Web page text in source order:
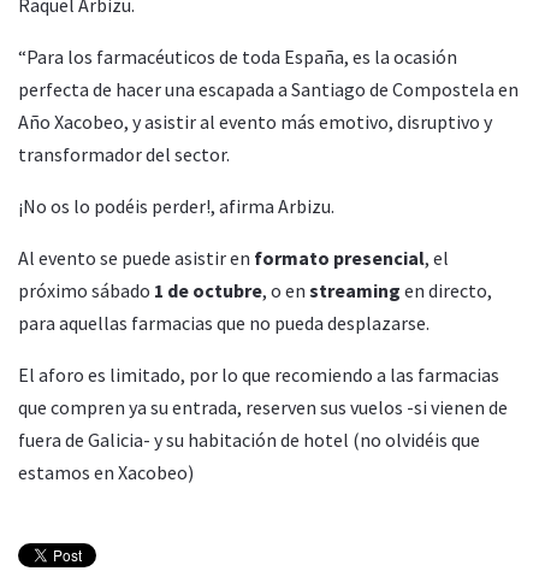
“Para los farmacéuticos de toda España, es la ocasión
perfecta de hacer una escapada a Santiago de Compostela en
Año Xacobeo, y asistir al evento más emotivo, disruptivo y
transformador del sector.
¡No os lo podéis perder!, afirma Arbizu.
Al evento se puede asistir en formato presencial, el
próximo sábado 1 de octubre, o en streaming en directo,
para aquellas farmacias que no pueda desplazarse.
El aforo es limitado, por lo que recomiendo a las farmacias
que compren ya su entrada, reserven sus vuelos -si vienen de
fuera de Galicia- y su habitación de hotel (no olvidéis que
estamos en Xacobeo)